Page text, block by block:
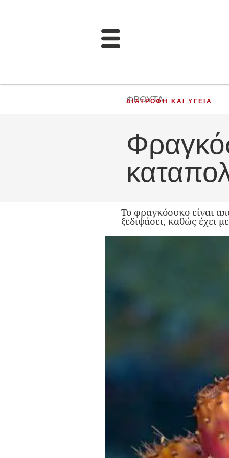
ΦΡΟΎΤΑ
ΔΙΑΤΡΟΦΉ ΚΑΙ ΥΓΕΊΑ
Το φραγκόσυκο είναι
ξεδιψάσει, καθώς έχει